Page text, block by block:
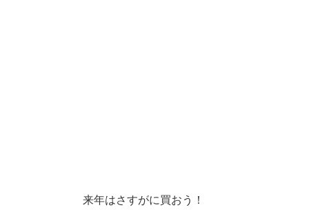
来年はさすがに買おう！